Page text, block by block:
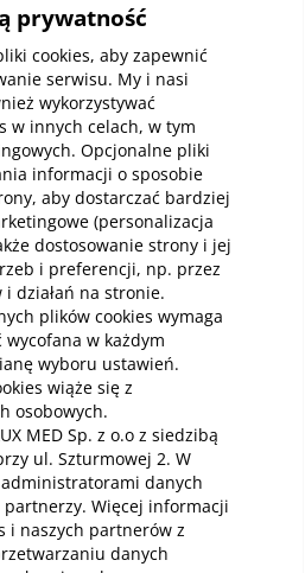
online
online
mobilną
prywatność
cookies, aby zapewnić
serwisu. My i nasi
wykorzystywać
w innych celach, w tym
Opcjonalne pliki
informacji o sposobie
aby dostarczać bardziej
(personalizacja
dostosowanie strony i jej
i preferencji, np. przez
działań na stronie.
plików cookies wymaga
wycofana w każdym
wyboru ustawień.
wiąże się z
osobowych.
MED Sp. z o.o z siedzibą
ul. Szturmowej 2. W
danych
Więcej informacji
i naszych partnerów z
danych